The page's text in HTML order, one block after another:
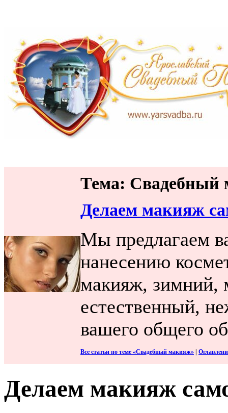
Тема: Свадебный
Делаем макияж
Мы предлагаем
нанесению
макияж, зимний,
естественный,
вашего общего
Все статьи по теме «Свадебный макияж»
Делаем макияж